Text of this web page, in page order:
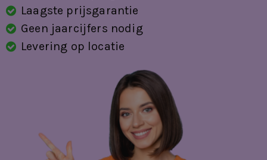
Laagste prijsgarantie
Geen jaarcijfers nodig
Levering op locatie